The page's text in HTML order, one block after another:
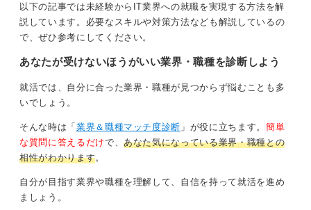
どちらが好みかは、実際に業務を経験してみないとわか
らない部分が大きいです。
そのためまずはインフラエンジニアとしてキャリアをス
そのなかで「もっとセキュリティ分野を極めたい」と感
じたら、セキュリティエンジニアの道に進むのがよいか
と思います。
0
以下の記事では未経験からIT業界への就職を実現する方法を解
説しています。必要なスキルや対策方法なども解説しているの
で、ぜひ参考にしてください。
あなたが受けないほうがいい業界・職種を診断しよう
就活では、自分に合った業界・職種が見つからず悩むことも多
いでしょう。
そんな時は「 業界＆職種マッチ度診断 」が役に立ちます。 簡単
な質問に答えるだけで、あなた気になっている業界・職種との
相性がわかります。
自分が目指す業界や職種を理解して、自信を持って就活を進め
ましょう。